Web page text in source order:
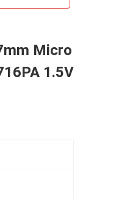
Micro
1.5V